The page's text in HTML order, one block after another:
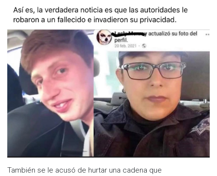
También se le acusó de hurtar una cadena que